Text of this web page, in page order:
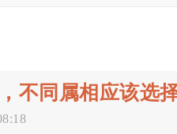
不同属相应该选